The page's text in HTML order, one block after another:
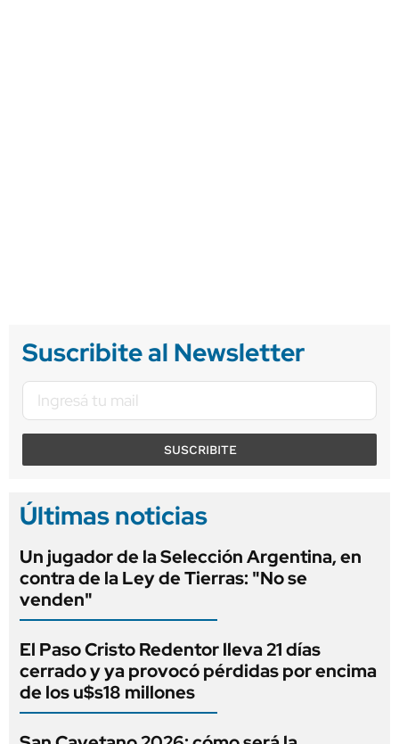
Suscribite al Newsletter
SUSCRIBITE
Últimas noticias
Un jugador de la Selección Argentina, en
contra de la Ley de Tierras: "No se
venden"
El Paso Cristo Redentor lleva 21 días
cerrado y ya provocó pérdidas por encima
de los u$s18 millones